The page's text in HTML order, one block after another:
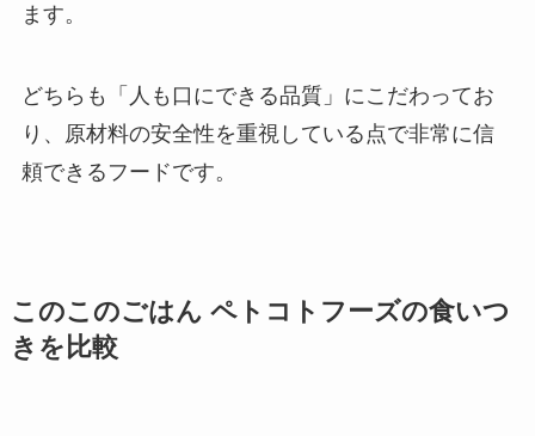
ます。
どちらも「人も口にできる品質」にこだわってお
り、原材料の安全性を重視している点で非常に信
頼できるフードです。
このこのごはん ペトコトフーズの食いつ
きを比較